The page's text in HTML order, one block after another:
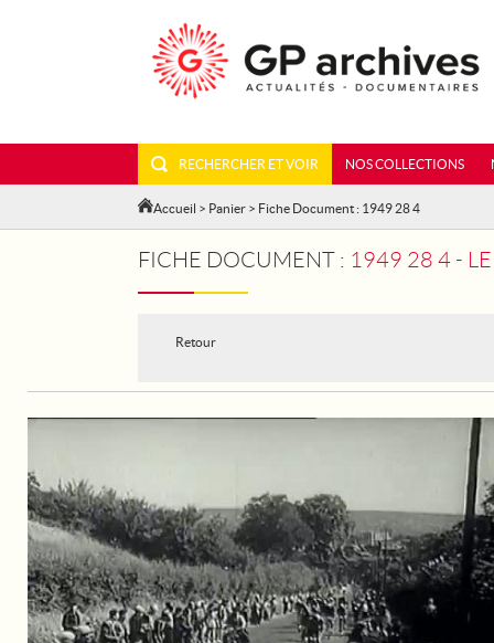
RECHERCHER ET VOIR NOS COLLECTIONS
Accueil > Panier > Fiche Document : 1949 28 4
FICHE DOCUMENT : 1949 28 4 -
Retour